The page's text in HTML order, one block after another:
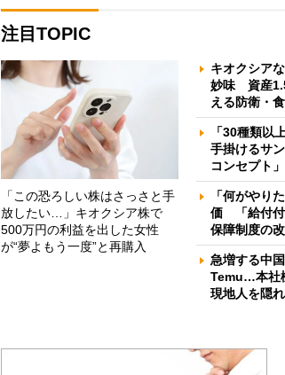
注目TOPIC
「この恐ろしい株はさっさと手
放したい…」キオクシア株で
500万円の利益を出した女性
が“夢よもう一度”と再購入
キオクシア
妙味 資産
える防衛・
「30種類以
手掛けるサ
コンセプト
「何がやり
価 「給付付
保障制度の
急増する中
Temu…本社
現地人を隠